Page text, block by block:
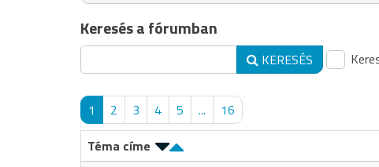
Keresés a fórumban
KERESÉS
1 2 3 4 5 ... 16
Téma címe